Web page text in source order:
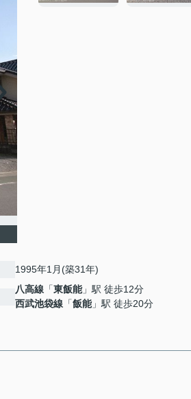
1995年1月(築31年)
八高線 「東飯能」駅 徒歩12分
西武池袋線 「飯能」駅 徒歩20分